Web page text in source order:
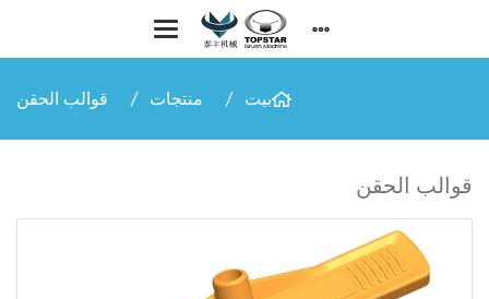
بيت منتجات قوالب الحقن
قوالب الحقن